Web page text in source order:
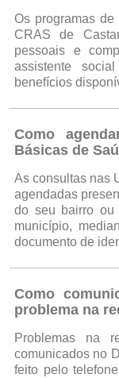
Os programas
CRAS de
pessoais e
assistente
benefícios
Como
Básicas de
As consultas nas
agendadas
do seu bairro ou
município,
documento de
Como
problema na
Problemas na
comunicados no
feito pelo